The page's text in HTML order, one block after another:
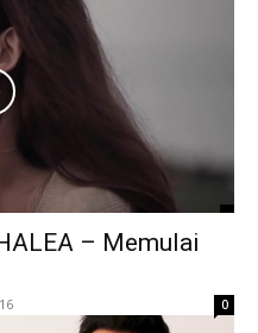
– Memulai
0